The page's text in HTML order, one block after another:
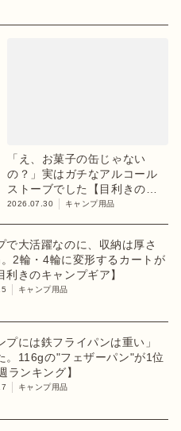
「え、お菓子の缶じゃない
の？」実はガチなアルコール
ストーブでした【目利きのキ
ャンプギア】
2026.07.30 キャンプ用品
で大活躍なのに、収納は厚さ
2輪・4輪に変形するカートが
利きのキャンプギア】
キャンプ用品
プには鉄フライパンは重い」
。116gの"フェザーパン"が1位
ランキング】
キャンプ用品